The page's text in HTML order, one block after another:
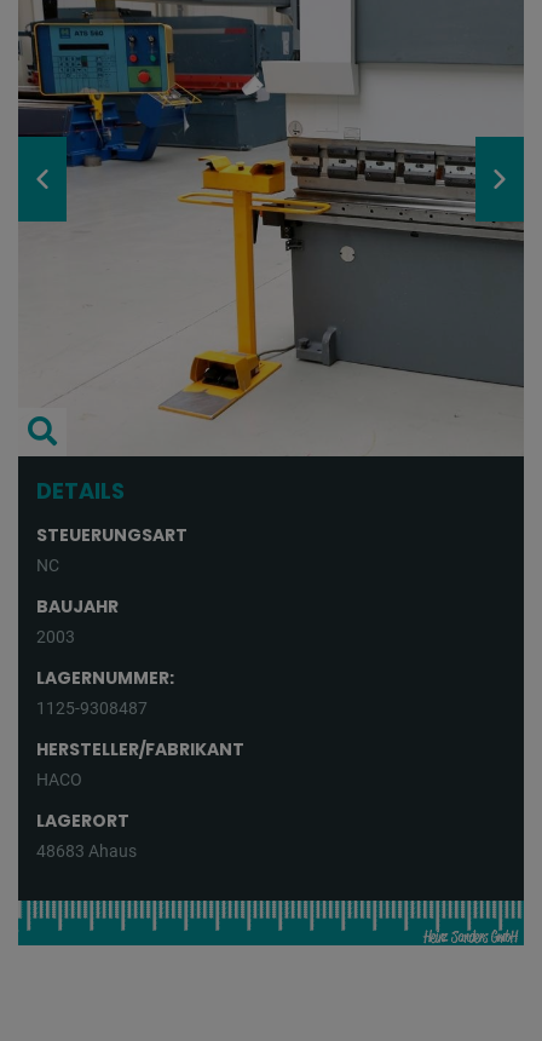
DETAILS
STEUERUNGSART
NC
BAUJAHR
2003
LAGERNUMMER:
1125-9308487
HERSTELLER/FABRIKANT
HACO
LAGERORT
48683 Ahaus